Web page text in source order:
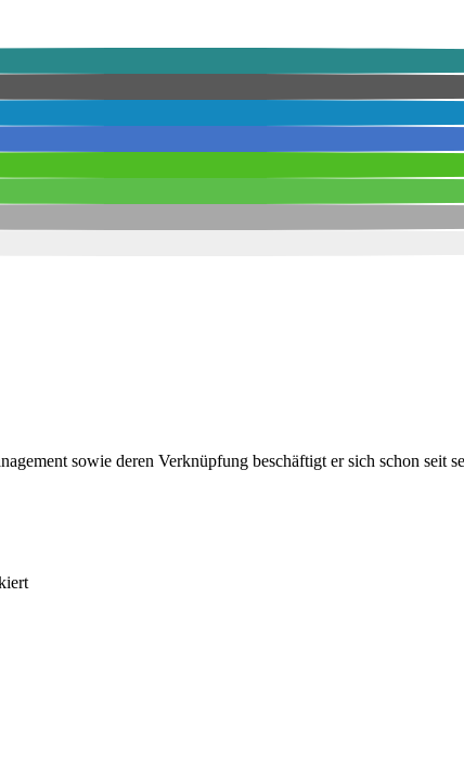
sowie deren Verknüpfung beschäftigt er sich schon seit